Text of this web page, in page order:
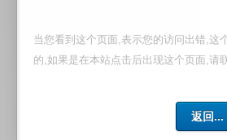
当您看到这个页面,表示您的访问出错,这
的,如果是在本站点击后出现这个页面,请
返回...